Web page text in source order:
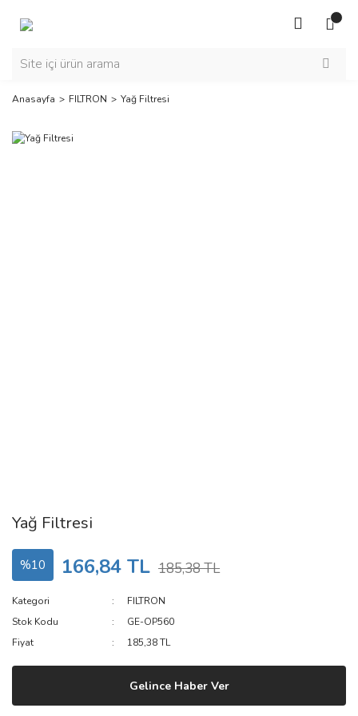
Anasayfa FILTRON Yağ Filtresi
Yağ Filtresi
%10 166,84 TL 185,38 TL
Kategori
FILTRON
Stok Kodu
GE-OP560
Fiyat
185,38 TL
Gelince Haber Ver